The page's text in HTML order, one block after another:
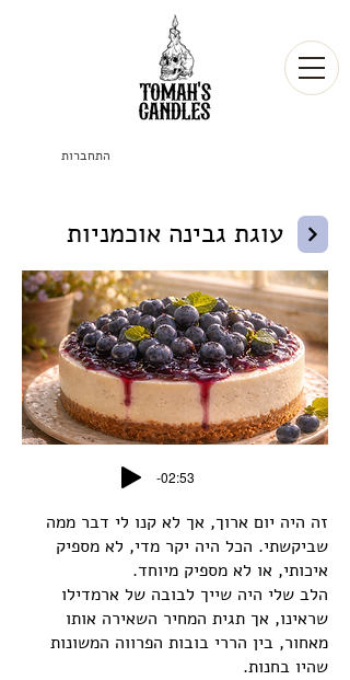
התחברות
עוגת גבינה אוכמניות
-02:53
זה היה יום ארוך, אך לא קנו לי דבר ממה
שביקשתי. הכל היה יקר מדי, לא מספיק
איכותי, או לא מספיק מיוחד.
הלב שלי היה שייך לבובה של ארמדילו
שראינו, אך תגית המחיר השאירה אותו
מאחור, בין הררי בובות הפרווה המשונות
שהיו בחנות.